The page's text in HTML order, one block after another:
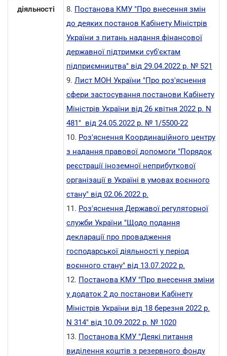
діяльності
8. Постанова КМУ "Про внесення змін
до деяких постанов Кабінету Міністрів
України з питань надання фінансової
державної підтримки суб'єктам
підприємництва" від 29.04.2022 р. № 521
9. Лист МОН України "Про роз'яснення
сфери застосування постанови Кабінету
Міністрів України від 26 квітня 2022 р. N
481" від 24.05.2022 р. № 1/5500-22
10. Роз'яснення Координаційного центру
з надання правової допомоги "Порядок
реєстрації іноземної неприбуткової
організації в Україні в умовах воєнного
стану" від 02.06.2022 р.
11. Роз'яснення Державої регуляторної
служби України "Щодо подання
декларації про провадження
господарської діяльності у період
воєнного стану" від 13.07.2022 р.
12. Постанова КМУ "Про внесення зміни
у додаток 2 до постанови Кабінету
Міністрів України від 18 березня 2022 р.
N 314" від 10.09.2022 р. № 1020
13. Постанова КМУ "Деякі питання
виділення коштів з резервного фонду